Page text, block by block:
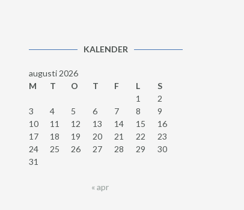
KALENDER
augusti 2026
M
T O T F L
S
1
2
3
4 5 6 7 8
9
10
11 12 13 14 15
16
17
18 19 20 21 22
23
24
25 26 27 28 29
30
31
« apr